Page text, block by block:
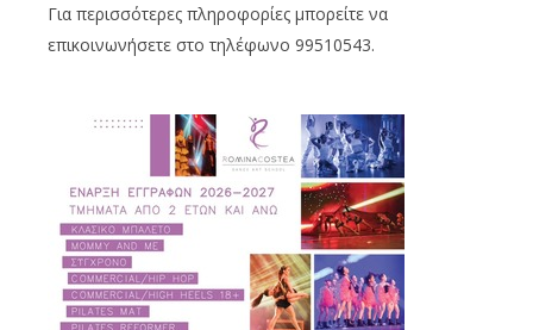
Για περισσότερες πληροφορίες μπορείτε να
επικοινωνήσετε στο τηλέφωνο 99510543.